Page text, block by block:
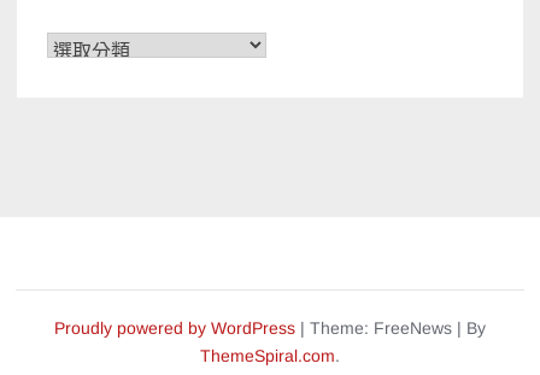
新
Proudly powered by WordPress | Theme: FreeNews | By
ThemeSpiral.com.